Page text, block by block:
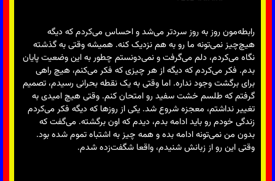
رابطه‌مون روز به روز سردتر می‌شد و احساس می‌کردم که دیگه
هیچ‌چیز نمی‌تونه ما رو به هم نزدیک کنه. همیشه وقتی به گذشته
نگاه می‌کردم، دلم می‌گرفت و نمی‌دونستم چطور به این وضعیت پایان
بدم. فکر می‌کردم که دیگه از هر چیزی که فکر می‌کنم، هیچ راهی
برای برگشت وجود نداره. اما وقتی به یک نقطه بحرانی رسیدم، تصمیم
گرفتم که طلسم خشت سفید رو امتحان کنم. وقتی هیچ امیدی به
تغییر نداشتم، معجزه شروع شد. یکی از روزها که دیگه فکر می‌کردم
زندگی خودم رو باید ادامه بدم، دیدم که اون برگشته. می‌گفت که
بدون من نمی‌تونه ادامه بده و همه چیز به اشتباه تموم شده بود.
وقتی این رو از زبانش شنیدم، واقعا شگفت‌زده شدم.